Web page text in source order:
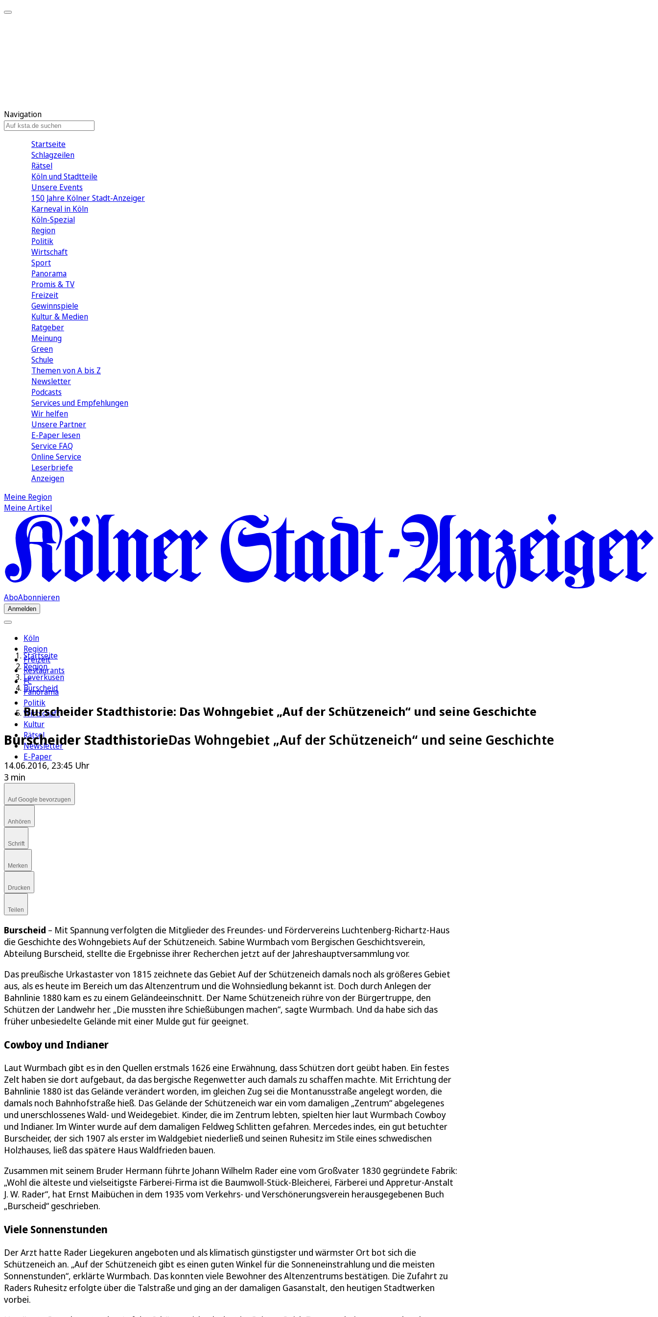
Navigation
Startseite
Schlagzeilen
Rätsel
Köln und Stadtteile
Unsere Events
150 Jahre Kölner Stadt-Anzeiger
Karneval in Köln
Köln-Spezial
Region
Politik
Wirtschaft
Sport
Panorama
Promis & TV
Freizeit
Gewinnspiele
Kultur & Medien
Ratgeber
Meinung
Green
Schule
Themen von A bis Z
Newsletter
Podcasts
Services und Empfehlungen
Wir helfen
Unsere Partner
E-Paper lesen
Service FAQ
Online Service
Leserbriefe
Anzeigen
Meine Region
Meine Artikel
AboAbonnieren
Anmelden
Köln
Region
Freizeit
Restaurants
FC
Panorama
Politik
Wirtschaft
Kultur
Rätsel
Newsletter
E-Paper
Startseite
Region
Leverkusen
Burscheid
Burscheider Stadthistorie: Das Wohngebiet „Auf der Schützeneich“ und seine Geschichte
Burscheider StadthistorieDas Wohngebiet „Auf der Schützeneich“ und seine Geschichte
14.06.2016, 23:45 Uhr
3 min
Auf Google bevorzugen
Anhören
Schrift
Merken
Drucken
Teilen
Burscheid – Mit Spannung verfolgten die Mitglieder des Freundes- und Fördervereins Luchtenberg-Richartz-Haus
die Geschichte des Wohngebiets Auf der Schützeneich. Sabine Wurmbach vom Bergischen Geschichtsverein,
Abteilung Burscheid, stellte die Ergebnisse ihrer Recherchen jetzt auf der Jahreshauptversammlung vor.
Das preußische Urkastaster von 1815 zeichnete das Gebiet Auf der Schützeneich damals noch als größeres Gebiet
aus, als es heute im Bereich um das Altenzentrum und die Wohnsiedlung bekannt ist. Doch durch Anlegen der
Bahnlinie 1880 kam es zu einem Geländeeinschnitt. Der Name Schützeneich rühre von der Bürgertruppe, den
Schützen der Landwehr her. „Die mussten ihre Schießübungen machen“, sagte Wurmbach. Und da habe sich das
früher unbesiedelte Gelände mit einer Mulde gut für geeignet.
Cowboy und Indianer
Laut Wurmbach gibt es in den Quellen erstmals 1626 eine Erwähnung, dass Schützen dort geübt haben. Ein festes
Zelt haben sie dort aufgebaut, da das bergische Regenwetter auch damals zu schaffen machte. Mit Errichtung der
Bahnlinie 1880 ist das Gelände verändert worden, im gleichen Zug sei die Montanusstraße angelegt worden, die
damals noch Bahnhofstraße hieß. Das Gelände der Schützeneich war ein vom damaligen „Zentrum“ abgelegenes
und unerschlossenes Wald- und Weidegebiet. Kinder, die im Zentrum lebten, spielten hier laut Wurmbach Cowboy
und Indianer. Im Winter wurde auf dem damaligen Feldweg Schlitten gefahren. Mercedes indes, ein gut betuchter
Burscheider, der sich 1907 als erster im Waldgebiet niederließ und seinen Ruhesitz im Stile eines schwedischen
Holzhauses, ließ das spätere Haus Waldfrieden bauen.
Zusammen mit seinem Bruder Hermann führte Johann Wilhelm Rader eine vom Großvater 1830 gegründete Fabrik:
„Wohl die älteste und vielseitigste Färberei-Firma ist die Baumwoll-Stück-Bleicherei, Färberei und Appretur-Anstalt
J. W. Rader“, hat Ernst Maibüchen in dem 1935 vom Verkehrs- und Verschönerungsverein herausgegebenen Buch
„Burscheid“ geschrieben.
Viele Sonnenstunden
Der Arzt hatte Rader Liegekuren angeboten und als klimatisch günstigster und wärmster Ort bot sich die
Schützeneich an. „Auf der Schützeneich gibt es einen guten Winkel für die Sonneneinstrahlung und die meisten
Sonnenstunden“, erklärte Wurmbach. Das konnten viele Bewohner des Altenzentrums bestätigen. Die Zufahrt zu
Raders Ruhesitz erfolgte über die Talstraße und ging an der damaligen Gasanstalt, den heutigen Stadtwerken
vorbei.